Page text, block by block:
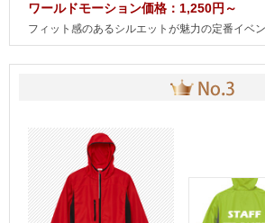
ワールドモーション価格：1,250円～
フィット感のあるシルエットが魅力の定番イベ